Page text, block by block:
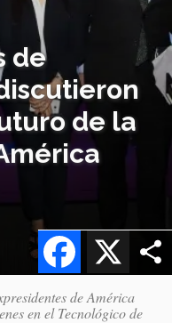
de
de la
X
Facebook
de América
en el Tecnológico de